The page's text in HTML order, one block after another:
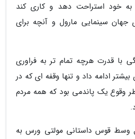
خود استراحت دهد و کاری کند
جهان سینمایی مارول و آنچه برای
با قدرت هرچه تمام تر به فراوری
ادامه داد و تنها وقفه ای که در
وقوع یک پاندمی بود که همه مردم
وسط قوس داستانی مولتی ورس به